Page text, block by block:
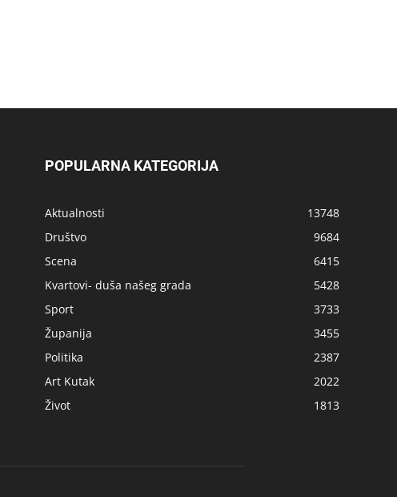
POPULARNA KATEGORIJA
Aktualnosti
13748
Društvo
9684
Scena
6415
Kvartovi- duša našeg grada
5428
Sport
3733
Županija
3455
Politika
2387
Art Kutak
2022
Život
1813